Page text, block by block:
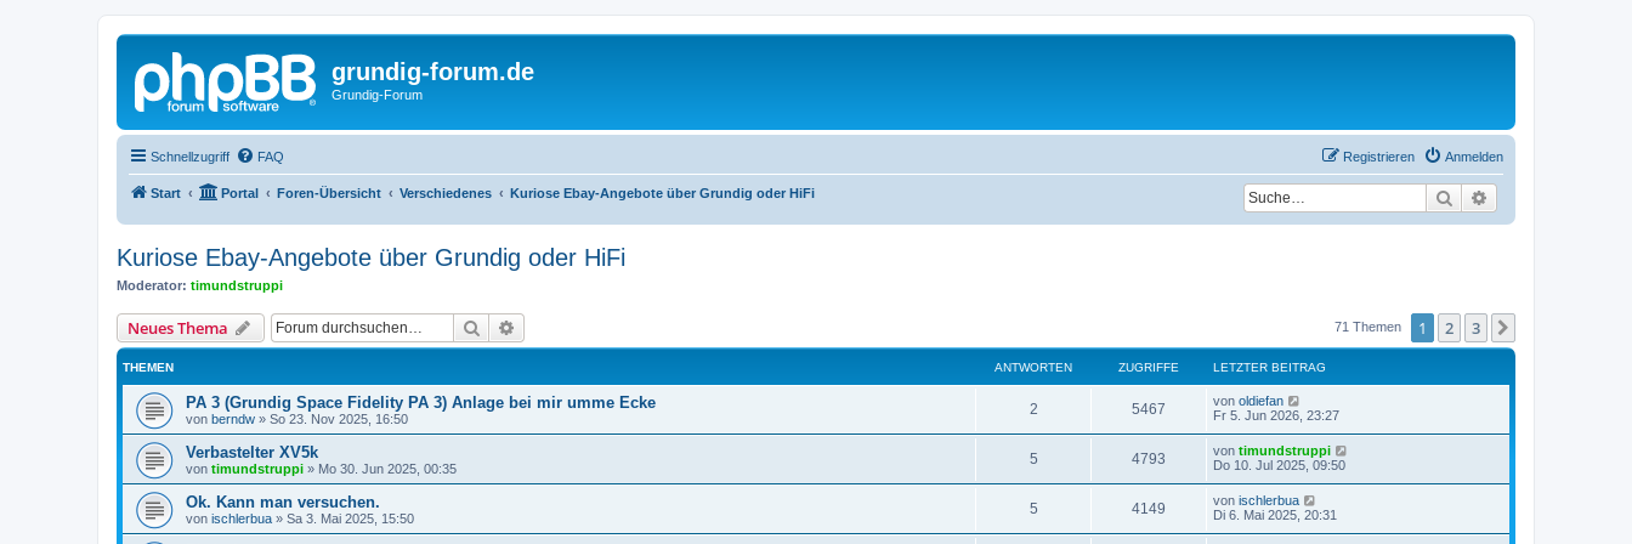
grundig-forum.de
Grundig-Forum
Schnellzugriff FAQ Anmelden
Registrieren
Start Portal Foren-Übersicht Verschiedenes Kuriose Ebay-Angebote über Grundig oder HiFi Suche
Kuriose Ebay-Angebote über Grundig oder HiFi
Moderator: timundstruppi
Neues Thema Suche 71 Themen 1 2 3
THEMEN ANTWORTEN ZUGRIFFE LETZTER BEITRAG
PA 3 (Grundig Space Fidelity PA 3) Anlage bei mir umme Ecke
von berndw » So 23. Nov 2025, 16:50
2A
n
w
o
5467
u
i
L
e
t
e
r
B
e
i
von oldiefan
Fr 5. Jun 2026, 23:27
Verbastelter XV5k
von timundstruppi » Mo 30. Jun 2025, 00:35
5A
n
4793
u
L
e
t
e
r
von timundstruppi
Do 10. Jul 2025, 09:50
Ok. Kann man versuchen.
von ischlerbua » Sa 3. Mai 2025, 15:50
5A
n
4149
u
L
e
von ischlerbua
Di 6. Mai 2025, 20:31